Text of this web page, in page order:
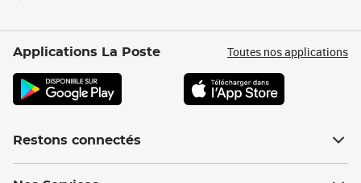
Applications La Poste Toutes nos applications
Restons connectés